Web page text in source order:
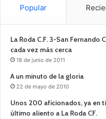
Popular
La Roda C.F. 3-San Fernando
cada vez más cerca
18 de junio de 2011
A un minuto de la gloria
22 de mayo de 2010
Unos 200 aficionados, ya en
último aliento a La Roda CF.